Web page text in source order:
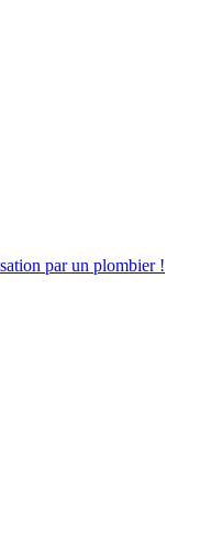
par un plombier !